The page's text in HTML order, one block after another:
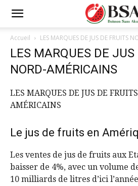
Accueil LES MARQUES DE JUS DE FRUITS
LES MARQUES DE JUS
NORD-AMÉRICAINS
LES MARQUES DE JUS DE
AMÉRICAINS
Le jus de fruits en
Les ventes de jus de fruits aux
baisser de 4%, avec un volume
10 milliards de litres d’ici